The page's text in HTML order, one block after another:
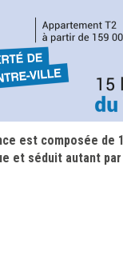
est composée de
et séduit autant